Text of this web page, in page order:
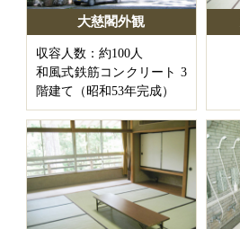
大慈閣外観
収容人数：約100人
和風式鉄筋コンクリート 3
階建て（昭和53年完成）